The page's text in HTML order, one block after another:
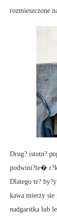
rozmieszczone
Drug? istotn?
podwini?te�
Dlatego te?
kawa mierzy sie
nadgarstka lub